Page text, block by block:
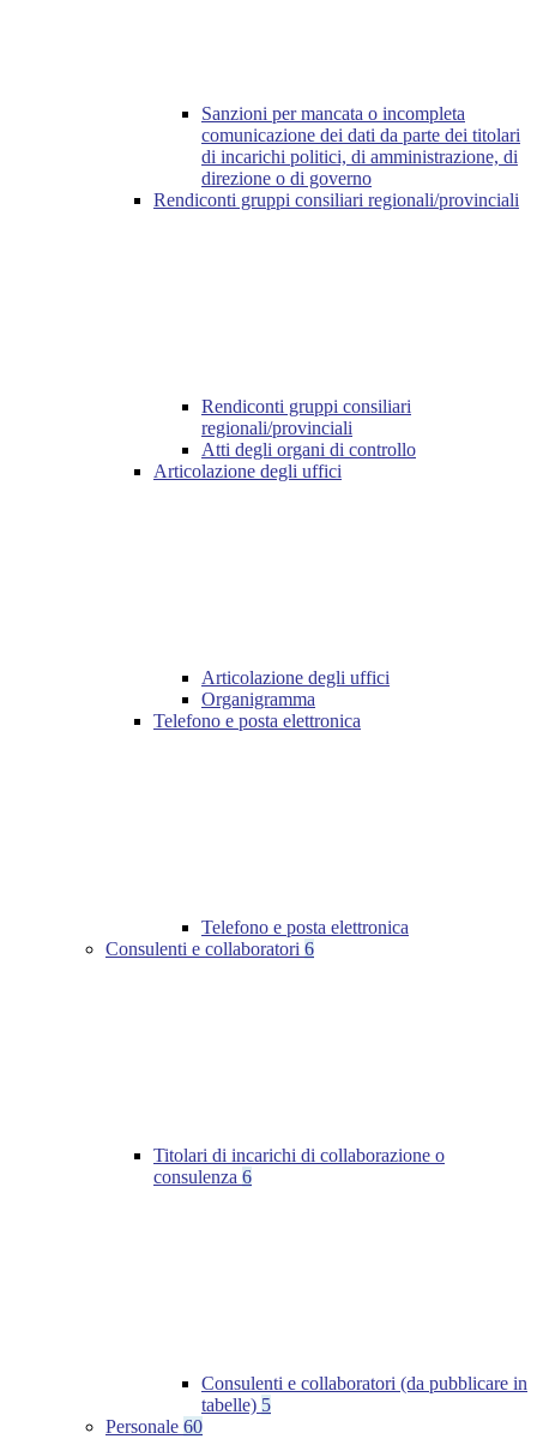
Sanzioni per mancata o incompleta
comunicazione dei dati da parte dei titolari
di incarichi politici, di amministrazione, di
direzione o di governo
Rendiconti gruppi consiliari regionali/provinciali
Rendiconti gruppi consiliari
regionali/provinciali
Atti degli organi di controllo
Articolazione degli uffici
Articolazione degli uffici
Organigramma
Telefono e posta elettronica
Telefono e posta elettronica
Consulenti e collaboratori 6
Titolari di incarichi di collaborazione o
consulenza 6
Consulenti e collaboratori (da pubblicare in
tabelle) 5
Personale 60